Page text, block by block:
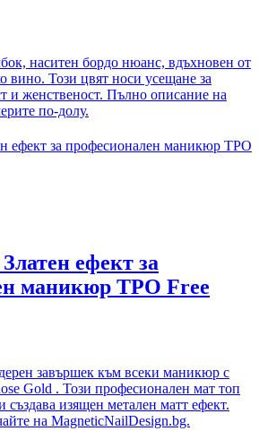
наситен бордо нюанс, вдъхновен от
вино. Този цвят носи усещане за
и женственост. Пълно описание на
по-долу.
ефект за
маникюр TPO Free
завършек към всеки маникюр с
Gold . Този професионален мат топ
създава изящен метален матт ефект.
на MagneticNailDesign.bg.